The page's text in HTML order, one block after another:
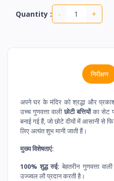
Quantity : - +
निरीक्षण
अपने घर के मंदिर को श्रद्धा और
उच्च गुणवत्ता वालीछोटी बत्तियोंका सेट
बनाई गई हैं, जो छोटे दीयों में आसानी से
लिए अत्यंत शुभ मानी जाती हैं।
मुख्य विशेषताएं:
100% शुद्ध रुई: बेहतरीन गुणवत्ता
उज्ज्वल लौ प्रदान करती है।